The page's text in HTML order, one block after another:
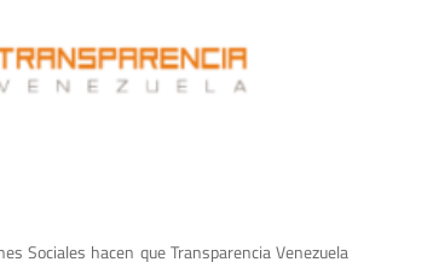
Sociales hacen que Transparencia Venezuela